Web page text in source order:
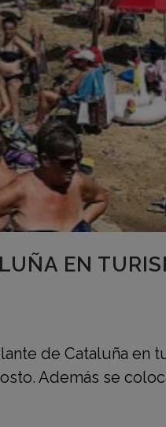
EN
de Cataluña en
Además se